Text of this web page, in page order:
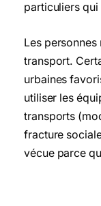
particuliers
Les personnes
transport.
urbaines
utiliser les
transports
fracture
vécue parce